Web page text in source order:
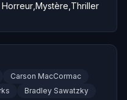
Horreur Mystère Thriller
Carson MacCormac
Bradley Sawatzky